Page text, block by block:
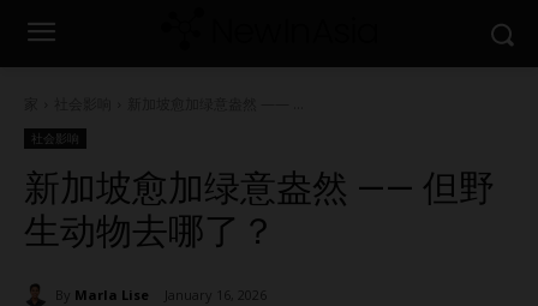
社会影响
新加坡愈加绿意盎然 —— 但野
生动物去哪了？
By Marla Lise January 16, 2026